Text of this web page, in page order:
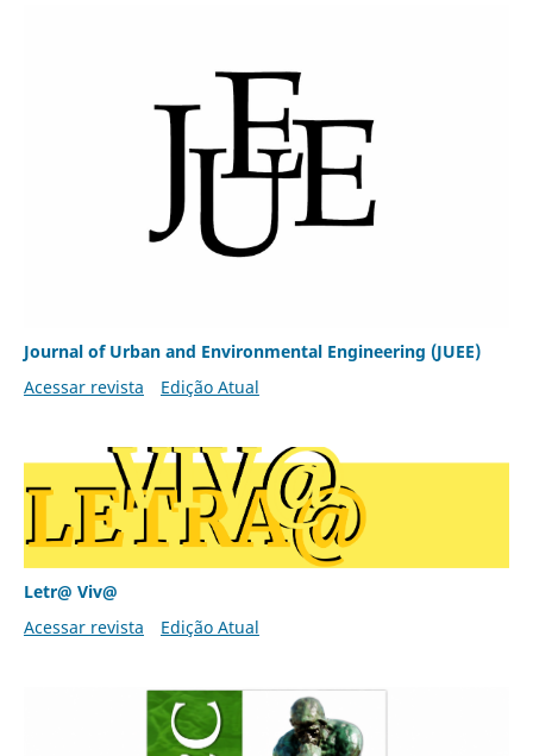
Journal of Urban and Environmental Engineering (JUEE)
Acessar revista
Edição Atual
Letr@ Viv@
Acessar revista
Edição Atual